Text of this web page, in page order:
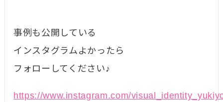
事例も公開している
インスタグラムよかったら
フォローしてください♪
https://www.instagram.com/